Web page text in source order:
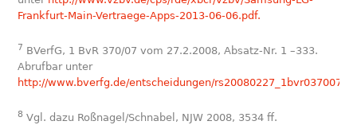
Frankfurt-Main-Vertraege-Apps-2013-06-06.pdf.
7 BVerfG, 1 BvR 370/07 vom 27.2.2008, Absatz-Nr. 1 –333.
Abrufbar unter
http://www.bverfg.de/entscheidungen/
8 Vgl. dazu Roßnagel/Schnabel, NJW 2008, 3534 ff.